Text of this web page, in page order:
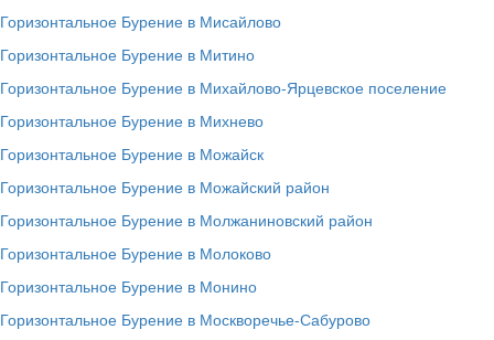
Горизонтальное Бурение в Мисайлово
Горизонтальное Бурение в Митино
Горизонтальное Бурение в Михайлово-Ярцевское поселение
Горизонтальное Бурение в Михнево
Горизонтальное Бурение в Можайск
Горизонтальное Бурение в Можайский район
Горизонтальное Бурение в Молжаниновский район
Горизонтальное Бурение в Молоково
Горизонтальное Бурение в Монино
Горизонтальное Бурение в Москворечье-Сабурово